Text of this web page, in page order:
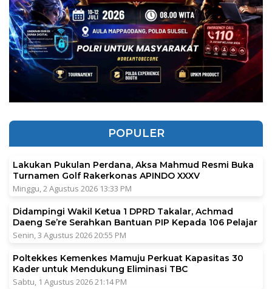
POPULER
Lakukan Pukulan Perdana, Aksa Mahmud Resmi Buka
Turnamen Golf Rakerkonas APINDO XXXV
Minggu, 2 Agustus 2026 13:33 PM
Didampingi Wakil Ketua 1 DPRD Takalar, Achmad
Daeng Se’re Serahkan Bantuan PIP Kepada 106 Pelajar
Senin, 3 Agustus 2026 20:55 PM
Poltekkes Kemenkes Mamuju Perkuat Kapasitas 30
Kader untuk Mendukung Eliminasi TBC
Sabtu, 1 Agustus 2026 21:14 PM